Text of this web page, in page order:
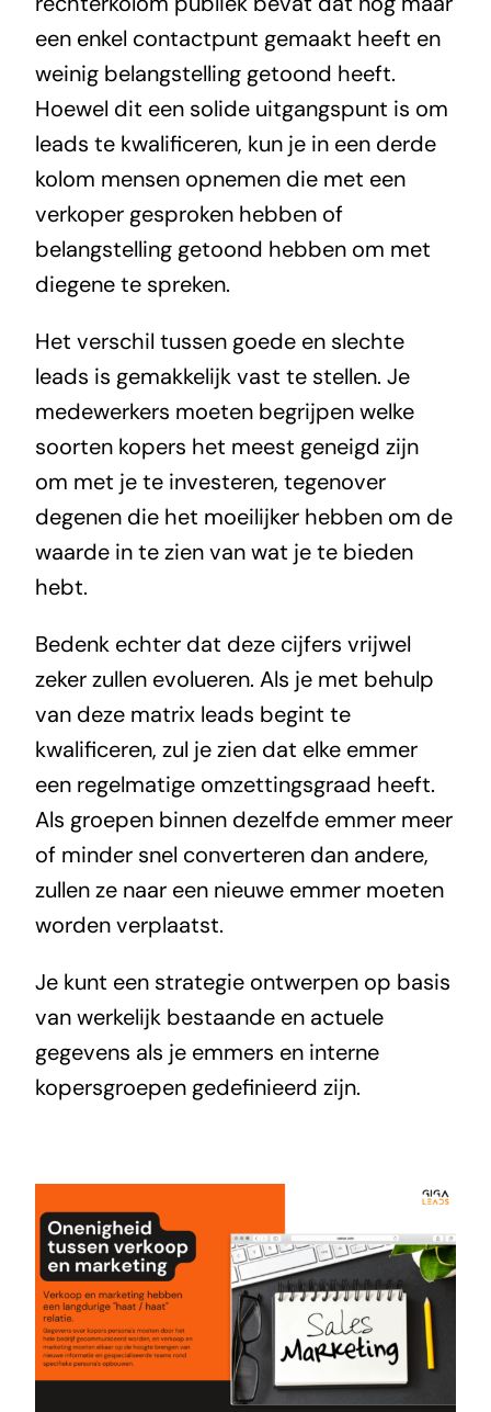
een enkel contactpunt gemaakt heeft en
weinig belangstelling getoond heeft.
Hoewel dit een solide uitgangspunt is om
leads te kwalificeren, kun je in een derde
kolom mensen opnemen die met een
verkoper gesproken hebben of
belangstelling getoond hebben om met
diegene te spreken.
Het verschil tussen goede en slechte
leads is gemakkelijk vast te stellen. Je
medewerkers moeten begrijpen welke
soorten kopers het meest geneigd zijn
om met je te investeren, tegenover
degenen die het moeilijker hebben om de
waarde in te zien van wat je te bieden
hebt.
Bedenk echter dat deze cijfers vrijwel
zeker zullen evolueren. Als je met behulp
van deze matrix leads begint te
kwalificeren, zul je zien dat elke emmer
een regelmatige omzettingsgraad heeft.
Als groepen binnen dezelfde emmer meer
of minder snel converteren dan andere,
zullen ze naar een nieuwe emmer moeten
worden verplaatst.
Je kunt een strategie ontwerpen op basis
van werkelijk bestaande en actuele
gegevens als je emmers en interne
kopersgroepen gedefinieerd zijn.